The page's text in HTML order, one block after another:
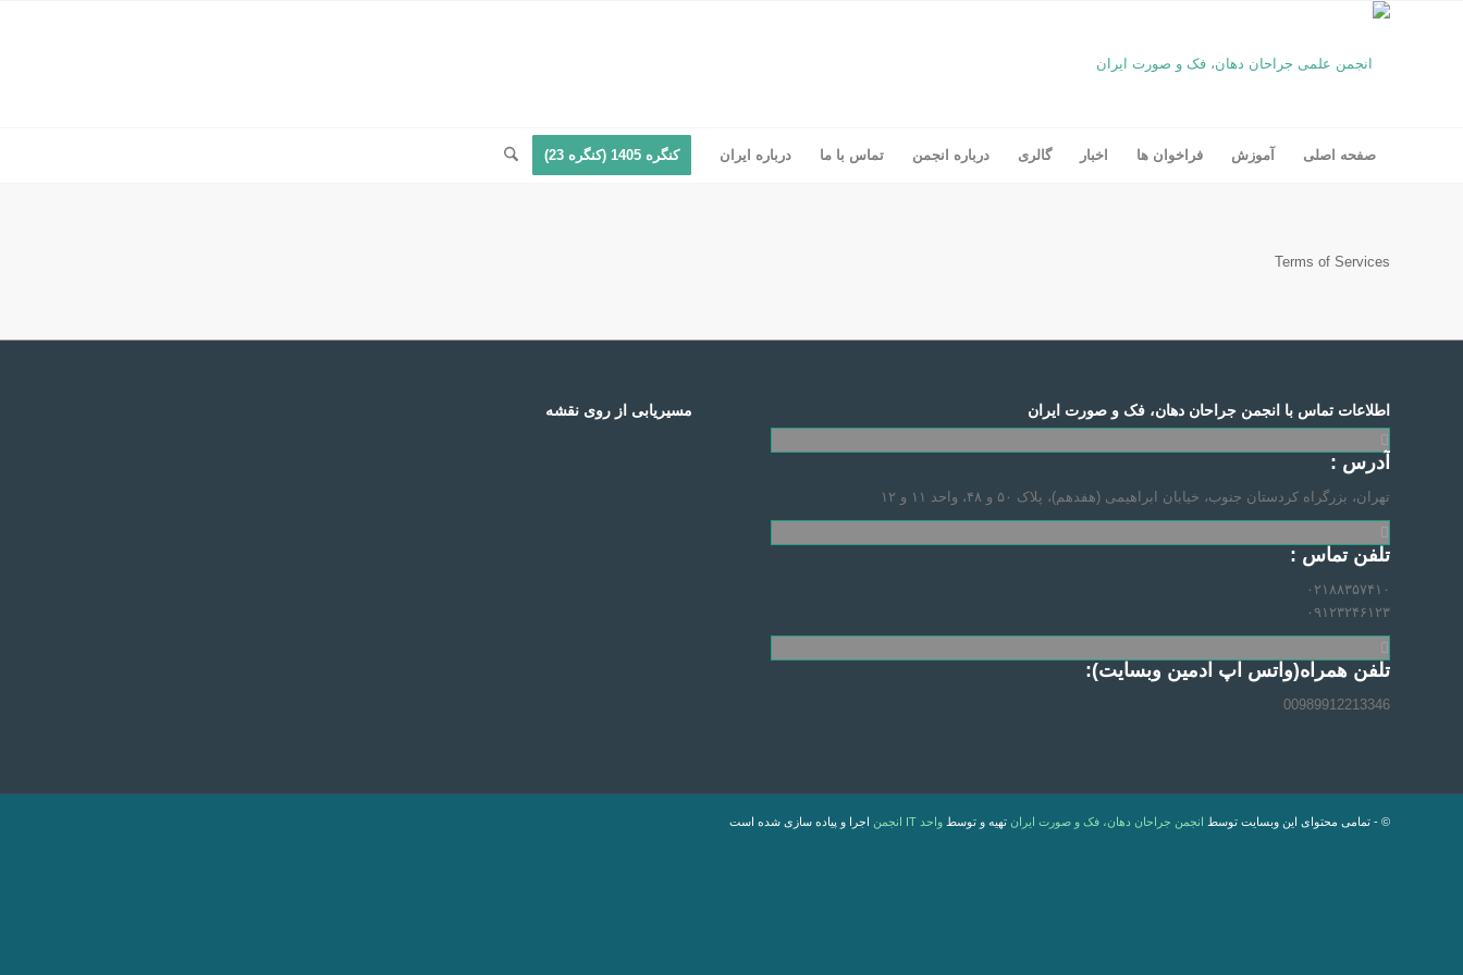
صفحه اصلی آموزش فراخوان ها اخبار گالری درباره انجمن تماس با ما درباره ایران کنگره 1405 (کنگره 23)
Terms of Services
اطلاعات تماس با انجمن جراحان دهان، فک و صورت ایران
آدرس :
تهران، بزرگراه کردستان جنوب، خیابان ابراهیمی (هفدهم)، پلاک ۵۰ و ۴۸، واحد ۱۱ و ۱۲
تلفن تماس :
۰۲۱۸۸۳۵۷۴۱۰
۰۹۱۲۳۲۴۶۱۲۳
تلفن همراه(واتس اپ ادمین وبسایت):
00989912213346
مسیریابی از روی نقشه
© - تمامی محتوای این وبسایت توسط انجمن جراحان دهان، فک و صورت ایران تهیه و توسط واحد IT انجمن اجرا و پیاده سازی شده است